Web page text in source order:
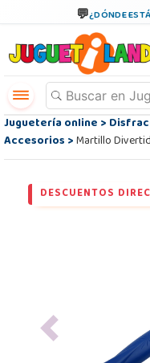
¿DÓNDE
Juguetería online>
Accesorios>Martillo
DESCUENTOS
Previous